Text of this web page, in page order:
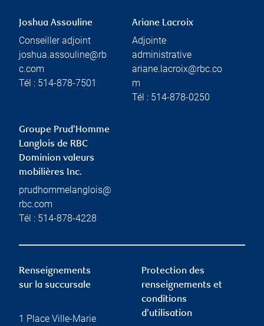
Joshua Assouline
Conseiller adjoint
joshua.assouline@rb
c.com
Tél : 514-878-7501
Ariane Lacroix
Adjointe
administrative
ariane.lacroix@rbc.co
m
Tél : 514-878-0250
Groupe Prud’Homme
Langlois de RBC
Dominion valeurs
mobilières Inc.
prudhommelanglois@
rbc.com
Tél : 514-878-4228
Renseignements
sur la succursale
1 Place Ville-Marie
Protection des
renseignements et
conditions
d’utilisation